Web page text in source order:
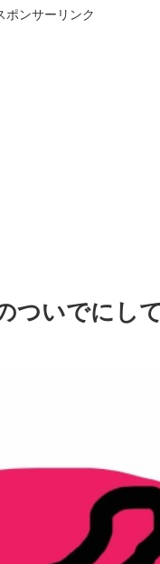
ポンサーリンク
ついでにし